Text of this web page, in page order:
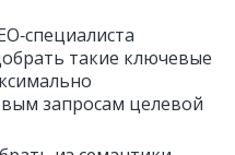
такие ключевые
запросам целевой